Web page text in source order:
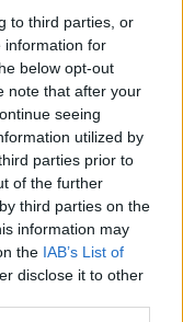
to third parties, or
information for
below opt-out
note that after your
seeing
utilized by
parties prior to
of the further
third parties on the
information may
the IAB’s List of
disclose it to other
a fiúk zenekart
Csakhogy
A darab műfaja
sok zene, aztán,
azt nem
a szerző a
Szabó Zoltán
színpadra.